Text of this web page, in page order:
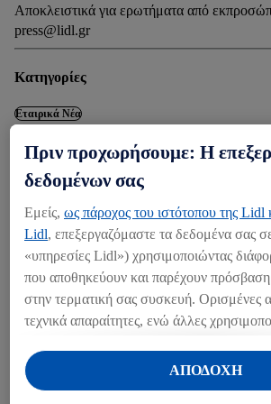
Αποκλειστικά για ερωτήματα από
press@lidl.gr
Κατηγορίες
Εταιρικά Νέα
Λήψη
ΛΉΨΗ (1
Share
Press kits (1)
Πριν προχωρήσουμε: Η
δεδομένων σας
Εμείς, ως πάροχος του ιστότοπου της Lidl
Lidl, επεξεργαζόμαστε τα δεδομένα σας
«υπηρεσίες Lidl») χρησιμοποιώντας
που αποθηκεύουν και παρέχουν
στην τερματική σας συσκευή. Ορισμένες
τεχνικά απαραίτητες, ενώ άλλες
δημιουργία στατιστικών στοιχείων ή για
διαφήμιση εντός και εκτός των
ΑΠΟΔΟΧΗ